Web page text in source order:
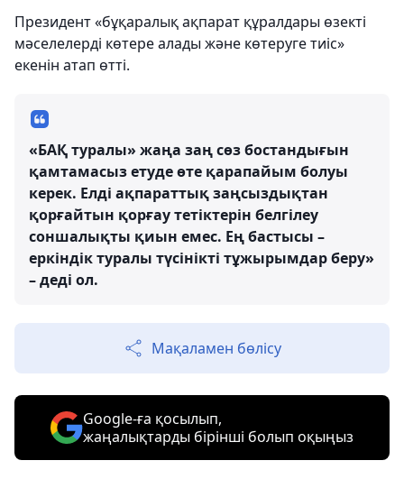
Президент «бұқаралық ақпарат құралдары өзекті
мәселелерді көтере алады және көтеруге тиіс»
екенін атап өтті.
«БАҚ туралы» жаңа заң сөз бостандығын
қамтамасыз етуде өте қарапайым болуы
керек. Елді ақпараттық заңсыздықтан
қорғайтын қорғау тетіктерін белгілеу
соншалықты қиын емес. Ең бастысы –
еркіндік туралы түсінікті тұжырымдар беру»
– деді ол.
Мақаламен бөлісу
Google-ға қосылып,
жаңалықтарды бірінші болып оқыңыз